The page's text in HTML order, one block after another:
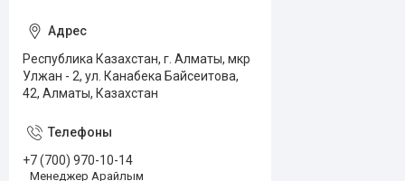
Республика Казахстан, г. Алматы, мкр
Улжан - 2, ул. Канабека Байсеитова,
42, Алматы, Казахстан
+7 (700) 970-10-14
Менеджер Арайлым